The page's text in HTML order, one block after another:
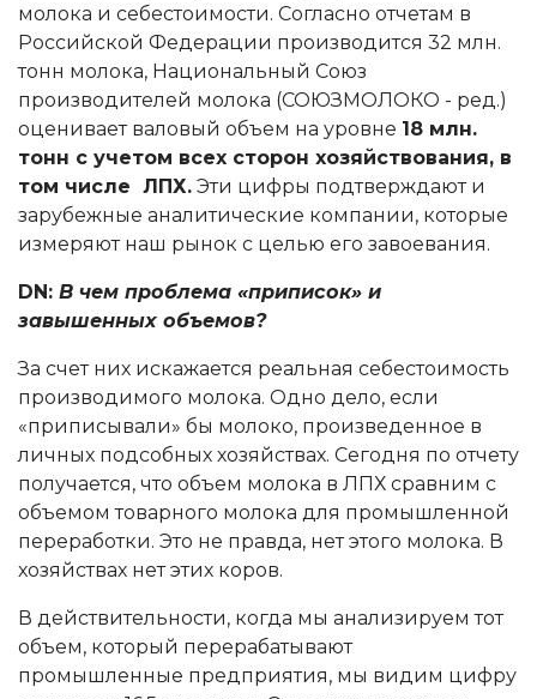
молока и себестоимости. Согласно отчетам в
Российской Федерации производится 32 млн.
тонн молока, Национальный Союз
производителей молока (СОЮЗМОЛОКО - ред.)
оценивает валовый объем на уровне 18 млн.
тонн с учетом всех сторон хозяйствования, в
том числе ЛПХ. Эти цифры подтверждают и
зарубежные аналитические компании, которые
измеряют наш рынок с целью его завоевания.
DN: В чем проблема «приписок» и
завышенных объемов?
За счет них искажается реальная себестоимость
производимого молока. Одно дело, если
«приписывали» бы молоко, произведенное в
личных подсобных хозяйствах. Сегодня по отчету
получается, что объем молока в ЛПХ сравним с
объемом товарного молока для промышленной
переработки. Это не правда, нет этого молока. В
хозяйствах нет этих коров.
В действительности, когда мы анализируем тот
объем, который перерабатывают
промышленные предприятия, мы видим цифру